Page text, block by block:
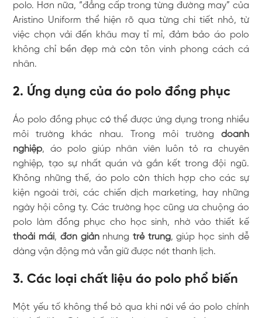
polo. Hơn nữa, “đẳng cấp trong từng đường may” của
Aristino Uniform thể hiện rõ qua từng chi tiết nhỏ, từ
việc chọn vải đến khâu may tỉ mỉ, đảm bảo áo polo
không chỉ bền đẹp mà còn tôn vinh phong cách cá
nhân.
2. Ứng dụng của áo polo đồng phục
Áo polo đồng phục có thể được ứng dụng trong nhiều
môi trường khác nhau. Trong môi trường doanh
nghiệp, áo polo giúp nhân viên luôn tỏ ra chuyên
nghiệp, tạo sự nhất quán và gắn kết trong đội ngũ.
Không những thế, áo polo còn thích hợp cho các sự
kiện ngoài trời, các chiến dịch marketing, hay những
ngày hội công ty. Các trường học cũng ưa chuộng áo
polo làm đồng phục cho học sinh, nhờ vào thiết kế
thoải mái, đơn giảnnhưng trẻ trung, giúp học sinh dễ
dàng vận động mà vẫn giữ được nét thanh lịch.
3. Các loại chất liệu áo polo phổ biến
Một yếu tố không thể bỏ qua khi nói về áo polo chính